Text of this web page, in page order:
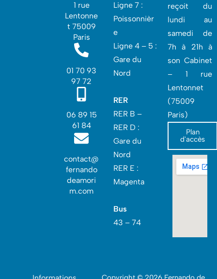
1 rue
Lentonne
t 75009
Paris
01 70 93
97 72
06 89 15
61 84
contact@
fernando
deamori
m.com
Ligne 7 :
Poissonnièr
e
Ligne 4 – 5 :
Gare du
Nord
RER
RER B –
RER D :
Gare du
Nord‎
RER E :
Magenta
Bus
43 – 74
reçoit du
lundi au
samedi de
7h à 21h à
son Cabinet
– 1 rue
Lentonnet
(75009
Paris)
Plan
d'accès